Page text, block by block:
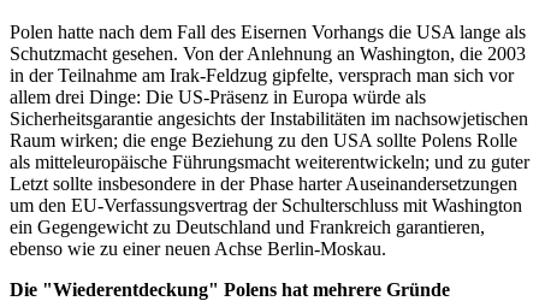
Polen hatte nach dem Fall des Eisernen Vorhangs die USA lange als
Schutzmacht gesehen. Von der Anlehnung an Washington, die 2003
in der Teilnahme am Irak-Feldzug gipfelte, versprach man sich vor
allem drei Dinge: Die US-Präsenz in Europa würde als
Sicherheitsgarantie angesichts der Instabilitäten im nachsowjetischen
Raum wirken; die enge Beziehung zu den USA sollte Polens Rolle
als mitteleuropäische Führungsmacht weiterentwickeln; und zu guter
Letzt sollte insbesondere in der Phase harter Auseinandersetzungen
um den EU-Verfassungsvertrag der Schulterschluss mit Washington
ein Gegengewicht zu Deutschland und Frankreich garantieren,
ebenso wie zu einer neuen Achse Berlin-Moskau.
Die "Wiederentdeckung" Polens hat mehrere Gründe